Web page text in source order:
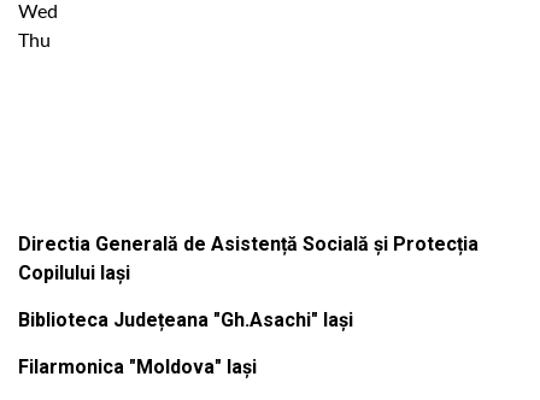
Wed
Thu
Directia Generală de Asistență Socială și Protecția
Copilului Iași
Biblioteca Județeana "Gh.Asachi" Iași
Filarmonica "Moldova" Iași